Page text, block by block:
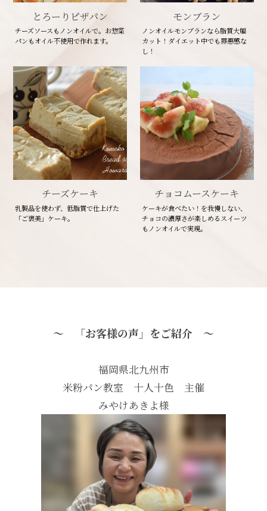
とろーりピザパン
チーズソースもノンオイルで。お惣菜
パンもオイル不使用で作れます。
モンブラン
ノンオイルモンブランなら脂質大幅
カット！ダイエット中でも罪悪感な
し！
チーズケーキ
乳製品を使わず、低脂質で仕上げた
「ご褒美」ケーキ。
チョコムースケーキ
ケーキが食べたい！を我慢しない、
チョコの濃厚さが楽しめるスイーツ
もノンオイルで実現。
～ 「お客様の声」をご紹介 ～
福岡県北九州市
米粉パン教室 十人十色 主催
みやけあきよ様